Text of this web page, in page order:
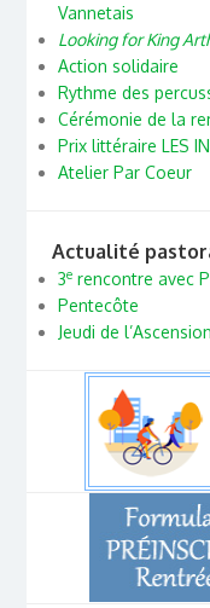
Vannetais
Looking for King
Action solidaire
Rythme des
Cérémonie de la
Prix littéraire LES
Atelier Par Coeur
Actualité
3erencontre avec
Pentecôte
Jeudi de l’Ascension